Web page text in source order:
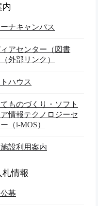
内
ナキャンパス
ィアセンター（図書
外部リンク）
ハウス
ものづくり・ソフト
情報テクノロジーセ
（i-MOS）
設利用案内
情報
募
ていただくようお願いし
は、東日本大震災津波
域の防災力向上に資す
興に役立てていただけ